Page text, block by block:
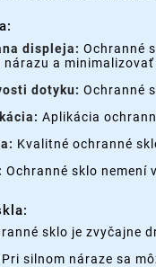
displeja: Ochranné
a
dotyku: Ochranné
Aplikácia
Kvalitné ochranné
Ochranné sklo nemení
sklo je zvyčajne
Pri silnom náraze sa